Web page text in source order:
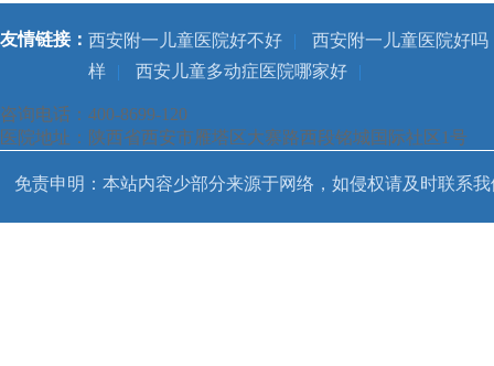
友情链接： 西安附一儿童医院好不好 |
西安附一儿童医院好吗
样
| 西安儿童多动症医院哪家好 |
咨询电话：400-8699-120
医院地址：陕西省西安市雁塔区大寨路西段铭城国际社区1号
免责申明：本站内容少部分来源于网络，如侵权请及时联系